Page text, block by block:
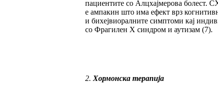
пациентите со Алцхајмерова болест.
е ампакин што има ефект врз
и бихејвиоралните симптоми кај
со Фрагилен X синдром и аутизам (7).
2. Хормонска терапија